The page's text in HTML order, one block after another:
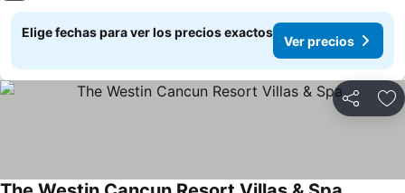
Elige fechas para ver los precios exactos
Ver precios
Compartir